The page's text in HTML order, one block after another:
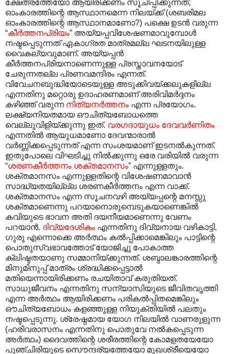
ക്ഷേത്രത്തേയോ ആയിരിക്കണം സൂചിപ്പിക്കുന്നത്,
ഓംകാരത്തിന്റെ ആസ്ഥാനമെന്ന നിലയ്ക്ക് (ശബരിമല
ഓംകാരത്തിന്റെ ആസ്ഥാനമാണോ?) പക്ഷെ ഉടൻ വരുന്ന
“കീർത്തനപ്രിയം” അയ്യപ്പവിശേഷണമാവുമ്പോൾ
നഷ്ടപ്പെടുന്നത് ഏകാഗ്രത മാത്രമല്ല ഘടനയിലുള്ള
വൈകല്യവുമാണ്. അയ്യപ്പൻ
കീർത്തനപ്രിയനാണെന്നുള്ള പ്രസ്താവനയോട്
ചേരുന്നതല്ല പ്രണവമന്ദിരം എന്നത്.
വിവേചനബുദ്ധിയോടെയുള്ള അടുക്കിവയ്ക്കലുകളില്ല
എന്നതിനു മറ്റൊരു ഉദാഹരണമാണ് അരിവിമർദ്ദനം
കഴിഞ്ഞ് വരുന്ന നിത്യനർത്തനം എന്ന പ്രയോഗം.
ലക്ഷ്യനിയതമായ ഔചിത്യബോധത്തെ
വെല്ലുവിളിയ്ക്കുന്നു ഇത്. വരഗദായുധം ദേവവർണിതം
എന്നതിൽ ആയുധമാണോ ദേവന്മാരാൽ
വർണ്ണിക്കപ്പെടുന്നത് എന്ന സംശയമാണ് ഇടനൽകുന്നത്.
ഇതുപോലെ വിഘടിച്ചു നിൽക്കുന്നു ഒരേ വരിയിൽ വരുന്ന
“ശരണകീർത്തനം ശക്തമാനസം” എന്നുള്ളതും.
ശക്തമാനസം എന്നുള്ളതിന്റെ വിശേഷണമാവാൻ
സാദ്ധ്യതയില്ല്ല ശരണകീർത്തനം എന്ന വാക്ക്.
ശക്തമാനസം എന്ന സൂചനവഴി അയ്യപ്പന്റെ മനസ്സു
ശക്തമാണെന്നു പറയാനൊരുമ്പെടുകയാണെങ്കിൽ
കവിയുടെ ഭാവന അതി ദയനീയമാണെന്നു വേണം
പറയാൻ. ദിവ്യദേശികം എന്നതിനു ദിവ്യനായ വഴികാട്ടി,
ഗുരു എന്നൊക്കെ അർത്ഥം കൽ‌പ്പിക്കാമെങ്കിലും പാട്ടിന്റെ
പൊതുസ്വഭാവത്തോട് യോജിച്ചു പോകാത്ത
ക്ലിഷ്ടതയാണു സമ്മാനിയ്ക്കുന്നത്. ശബ്ദാലങ്കാരത്തിന്റെ
മിനുമിനുപ്പ് മാത്രം ശ്രദ്ധിക്കപ്പെട്ടാൽ
മതിയെന്നായിരിക്കണം രചയിതാവ് കരുതിയത്.
സാധുജീവനം എന്നതിനു സന്യാസിയുടെ ജീവിതവൃത്തി
എന്ന അർത്ഥം ആയിരിക്കണം പരികൽ‌പ്പിതമെങ്കിലും
ഔചിത്യബോധം കളഞ്ഞുള്ള നിയുക്തിയിൽ പലതും
നഷ്ടപ്പെടുന്നു. ശ്രേഷ്ഠമായ യോഗ നിലയിൽ വാണരുളുന്ന
(ഹരിവരാസനം എന്നതിനു പൊതുവേ നൽകപ്പെടുന്ന
അർത്ഥം) ദൈവത്തിന്റെ ശരീരത്തിന്റെ കോമളതയേയോ
പുഞ്ചിരിയുടെ സൌന്ദര്യത്തേയോ മുഖശ്രീയെയോ